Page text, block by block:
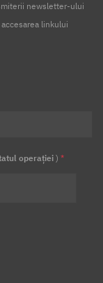
newsletter-ului
linkului
operației ) *